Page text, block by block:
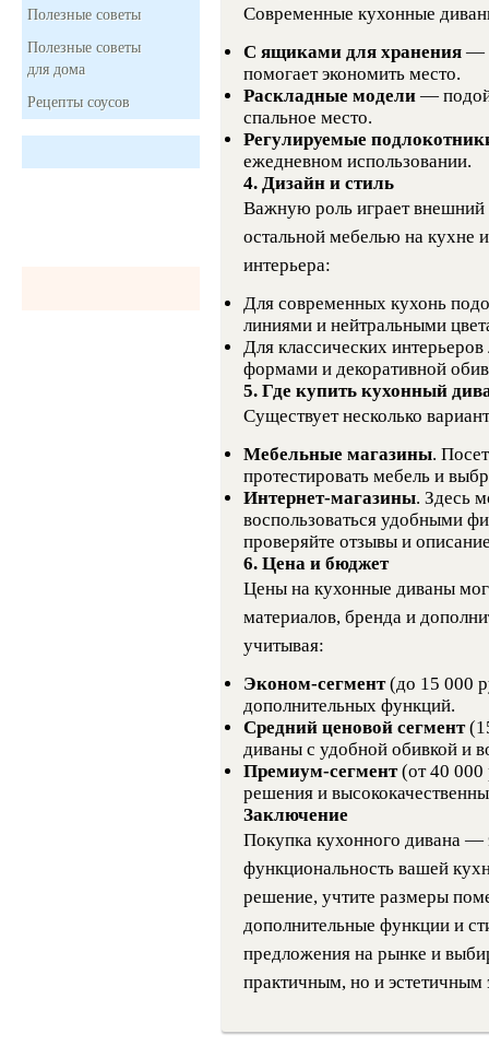
Полезные советы
Полезные советы
для дома
Рецепты соусов
Современные кухонные
С ящиками для хранения—
помогает экономить место.
Раскладные модели—
спальное место.
Регулируемые
ежедневном использовании.
4. Дизайн и стиль
Важную роль играет внешний
остальной мебелью на кухне
интерьера:
Для современных кухонь
линиями и нейтральными
Для классических
формами и декоративной
5. Где купить кухонный
Существует несколько
Мебельные магазины.
протестировать мебель и
Интернет-магазины. Здесь
воспользоваться удобными
проверяйте отзывы и
6. Цена и бюджет
Цены на кухонные диваны
материалов, бренда и
учитывая:
Эконом-сегмент(до 15 000
дополнительных функций.
Средний ценовой сегмент
диваны с удобной обивкой и
Премиум-сегмент(от 40 000
решения и
Заключение
Покупка кухонного дивана —
функциональность вашей
решение, учтите размеры
дополнительные функции и
предложения на рынке и
практичным, но и